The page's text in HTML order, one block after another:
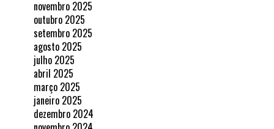
novembro 2025
outubro 2025
setembro 2025
agosto 2025
julho 2025
abril 2025
março 2025
janeiro 2025
dezembro 2024